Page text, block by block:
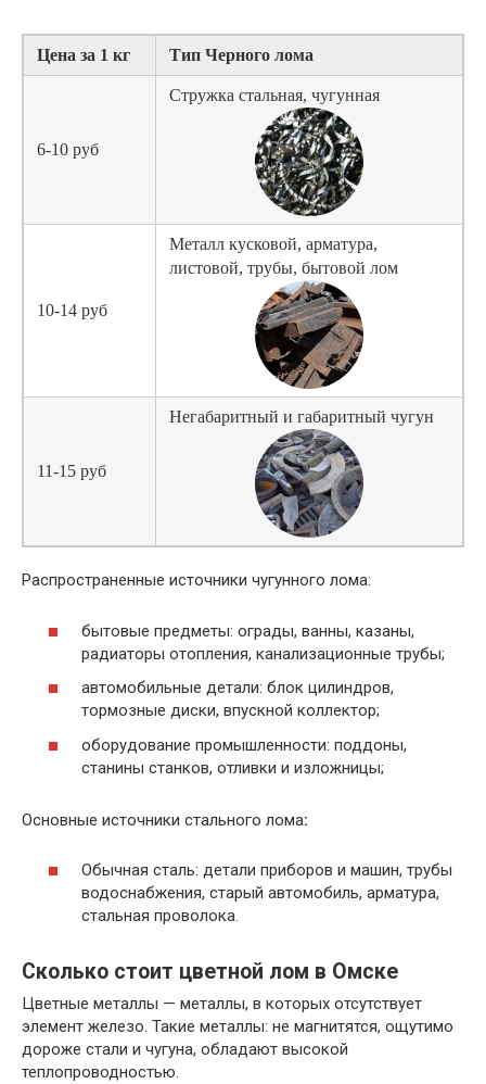
Цена за 1 кг Тип Черного лома
6-10 руб
Стружка стальная, чугунная
10-14 руб
Металл кусковой, арматура,
листовой, трубы, бытовой лом
11-15 руб
Негабаритный и габаритный чугун
Распространенные источники чугунного лома:
бытовые предметы: ограды, ванны, казаны,
радиаторы отопления, канализационные трубы;
автомобильные детали: блок цилиндров,
тормозные диски, впускной коллектор;
оборудование промышленности: поддоны,
станины станков, отливки и изложницы;
Основные источники стального лома:
Обычная сталь: детали приборов и машин, трубы
водоснабжения, старый автомобиль, арматура,
стальная проволока.
Сколько стоит цветной лом в Омске
Цветные металлы — металлы, в которых отсутствует
элемент железо. Такие металлы: не магнитятся, ощутимо
дороже стали и чугуна, обладают высокой
теплопроводностью.